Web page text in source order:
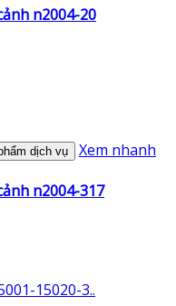
n2004-20
dịch vụ Xem nhanh
n2004-317
15020-3..